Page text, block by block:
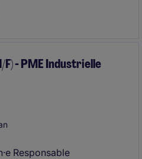
- PME Industrielle
Responsable